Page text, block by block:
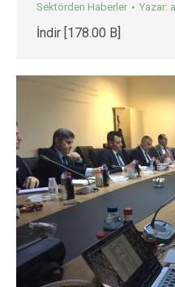
Sektörden Haberler Yazar:
İndir [178.00 B]